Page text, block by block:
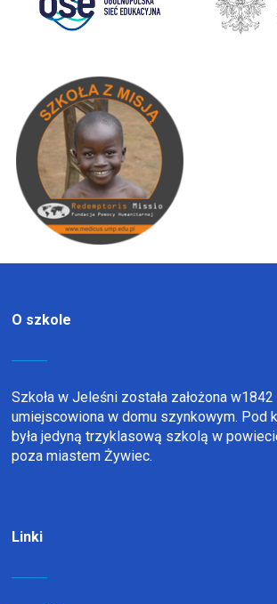
O szkole
Szkoła w Jeleśni została założona
umiejscowiona w domu szynkowym. Pod
była jedyną trzyklasową szkolą w
poza miastem Żywiec.
Linki